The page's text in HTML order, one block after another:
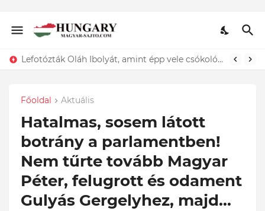
Lefotózták Oláh Ibolyát, amint épp vele csókolózik - EZT nem hiszed el, kinek a karjában kötött ki...ÍME
Főoldal Aktuális
Hatalmas, sosem látott
botrány a parlamentben!
Nem tűrte tovább Magyar
Péter, felugrott és odament
Gulyás Gergelyhez, majd...